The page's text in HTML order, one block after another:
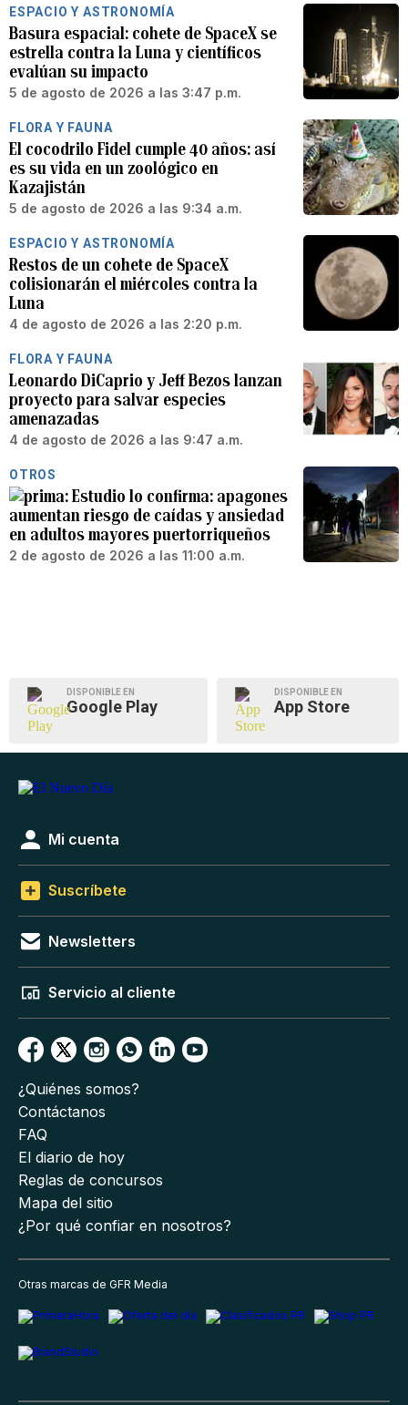
ESPACIO Y ASTRONOMÍA
Basura espacial: cohete de SpaceX se
estrella contra la Luna y científicos
evalúan su impacto
5 de agosto de 2026 a las 3:47 p.m.
FLORA Y FAUNA
El cocodrilo Fidel cumple 40 años: así
es su vida en un zoológico en
Kazajistán
5 de agosto de 2026 a las 9:34 a.m.
ESPACIO Y ASTRONOMÍA
Restos de un cohete de SpaceX
colisionarán el miércoles contra la
Luna
4 de agosto de 2026 a las 2:20 p.m.
FLORA Y FAUNA
Leonardo DiCaprio y Jeff Bezos lanzan
proyecto para salvar especies
amenazadas
4 de agosto de 2026 a las 9:47 a.m.
OTROS
Estudio lo confirma: apagones
aumentan riesgo de caídas y ansiedad
en adultos mayores puertorriqueños
2 de agosto de 2026 a las 11:00 a.m.
DISPONIBLE EN
Google Play
DISPONIBLE EN
App Store
Mi cuenta
Suscríbete
Newsletters
Servicio al cliente
¿Quiénes somos?
Contáctanos
FAQ
El diario de hoy
Reglas de concursos
Mapa del sitio
¿Por qué confiar en nosotros?
Otras marcas de GFR Media